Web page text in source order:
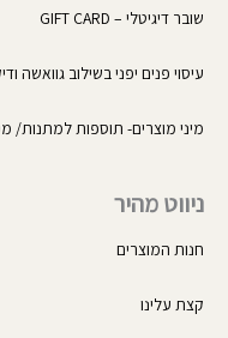
שובר דיגיטלי – GIFT CARD
עיסוי פנים יפני בשילוב גוואשה
מיני מוצרים- תוספות למתנות/
ניווט מהיר
חנות המוצרים
קצת עלינו